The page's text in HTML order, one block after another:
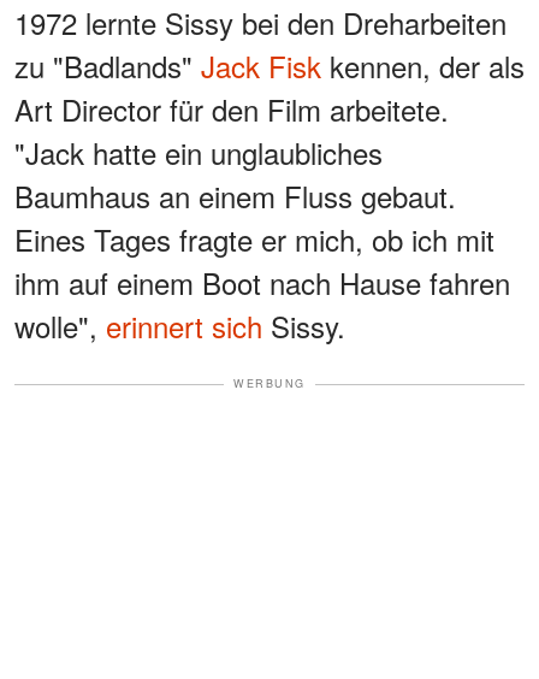
1972 lernte Sissy bei den Dreharbeiten
zu "Badlands" Jack Fisk kennen, der als
Art Director für den Film arbeitete.
"Jack hatte ein unglaubliches
Baumhaus an einem Fluss gebaut.
Eines Tages fragte er mich, ob ich mit
ihm auf einem Boot nach Hause fahren
wolle", erinnert sich Sissy.
WERBUNG